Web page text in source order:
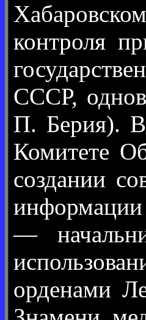
контроля
СССР,
П. Берия). В
Комитете
создании
—
орденами